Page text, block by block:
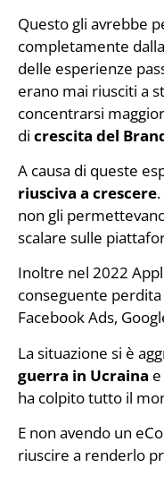
Questo gli avrebbe
completamente
delle esperienze
erano mai riusciti a
concentrarsi
di crescita del
A causa di queste
riusciva a crescere
non gli
scalare sulle
Inoltre nel 2022
conseguente
Facebook Ads,
La situazione si è
guerra in Ucraina
ha colpito tutto il
E non avendo un
riuscire a renderlo